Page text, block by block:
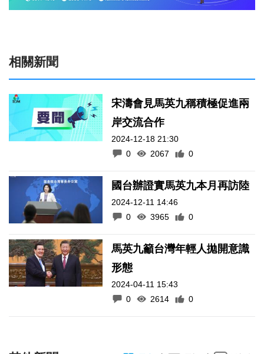
相關新聞
宋濤會見馬英九稱積極促進兩
岸交流合作
國台辦證實馬英九本月再訪陸
馬英九籲台灣年輕人拋開意識
形態
電台 電視 微視頻